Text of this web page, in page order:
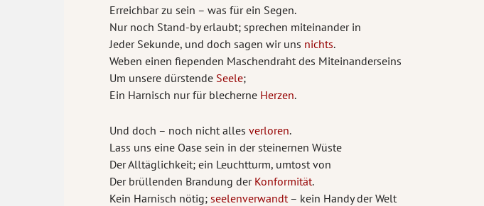
Erreichbar zu sein – was für ein Segen.
Nur noch Stand-by erlaubt; sprechen miteinander in
Jeder Sekunde, und doch sagen wir uns nichts.
Weben einen fiependen Maschendraht des Miteinanderseins
Um unsere dürstende Seele;
Ein Harnisch nur für blecherne Herzen.
Und doch – noch nicht alles verloren.
Lass uns eine Oase sein in der steinernen Wüste
Der Alltäglichkeit; ein Leuchtturm, umtost von
Der brüllenden Brandung der Konformität.
Kein Harnisch nötig; seelenverwandt – kein Handy der Welt